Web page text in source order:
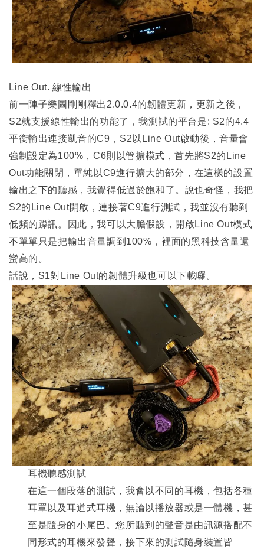
Line Out. 線性輸出
前一陣子樂圖剛剛釋出2.0.0.4的韌體更新，更新之後，
S2就支援線性輸出的功能了，我測試的平台是: S2的4.4
平衡輸出連接凱音的C9，S2以Line Out啟動後，音量會
強制設定為100%，C6則以管擴模式，首先將S2的Line
Out功能關閉，單純以C9進行擴大的部分，在這樣的設置
輸出之下的聽感，我覺得低過於飽和了。說也奇怪，我把
S2的Line Out開啟，連接著C9進行測試，我並沒有聽到
低頻的躁訊。因此，我可以大膽假設，開啟Line Out模式
不單單只是把輸出音量調到100%，裡面的黑科技含量還
蠻高的。
話說，S1對Line Out的韌體升級也可以下載囉。
耳機聽感測試
在這一個段落的測試，我會以不同的耳機，包括各種
耳罩以及耳道式耳機，無論以播放器或是一體機，甚
至是隨身的小尾巴。您所聽到的聲音是由訊源搭配不
同形式的耳機來發聲，接下來的測試隨身裝置皆